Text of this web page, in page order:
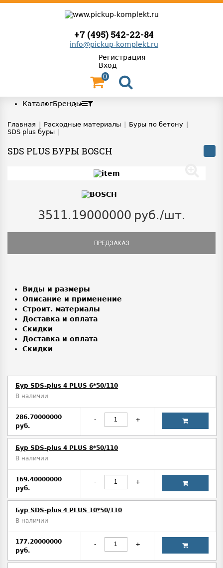
+7 (495) 542-22-84
info@pickup-komplekt.ru
Регистрация
Вход
0
КаталогБренды
Главная Расходные материалы Буры по бетону
SDS plus буры
SDS PLUS БУРЫ BOSCH
3511.19000000 руб./шт.
ПРЕДЗАКАЗ
Виды и размеры
Описание и применение
Строит. материалы
Доставка и оплата
Скидки
Доставка и оплата
Скидки
Бур SDS-plus 4 PLUS 6*50/110
В наличии
286.70000000
руб.
- +
Бур SDS-plus 4 PLUS 8*50/110
В наличии
169.40000000
руб.
- +
Бур SDS-plus 4 PLUS 10*50/110
В наличии
177.20000000
руб.
- +